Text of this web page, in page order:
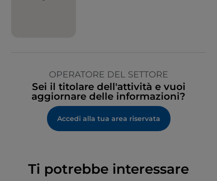
OPERATORE DEL SETTORE
Sei il titolare dell'attività e vuoi
aggiornare delle informazioni?
Accedi alla tua area riservata
Ti potrebbe interessare